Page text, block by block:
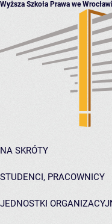
Wyższa Szkoła Prawa we
NA SKRÓTY
STUDENCI, PRACOWNICY
JEDNOSTKI